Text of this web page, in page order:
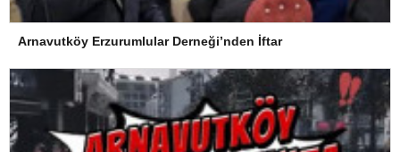
Arnavutköy Erzurumlular Derneği’nden İftar